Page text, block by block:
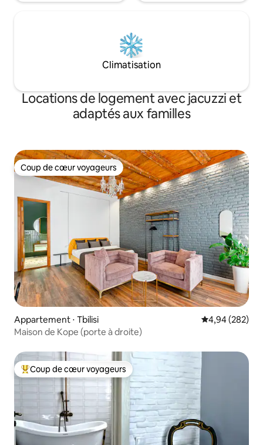
Climatisation
Locations de logement avec jacuzzi et
adaptés aux familles
Coup de cœur voyageurs
Coup de cœur voyageurs
Appartement ⋅ Tbilisi Évaluation
4,94 (282)
Maison de Kope (porte à droite)
Coups de cœur voyageurs les plus appréciés
Coup de cœur voyageurs